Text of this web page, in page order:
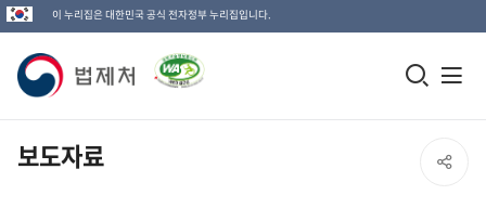
이 누리집은 대한민국 공식 전자정부 누리집입니다.
법
제
처
모
보도자료 SNS